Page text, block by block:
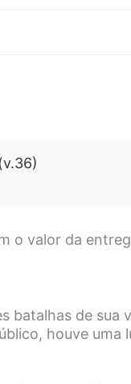
o valor da
batalhas de sua
houve uma